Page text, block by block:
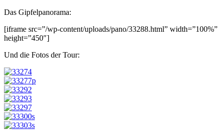
Das Gipfelpanorama:
[iframe src=”/wp-content/uploads/pano/33288.html” width=”100%”
height=”450″]
Und die Fotos der Tour: